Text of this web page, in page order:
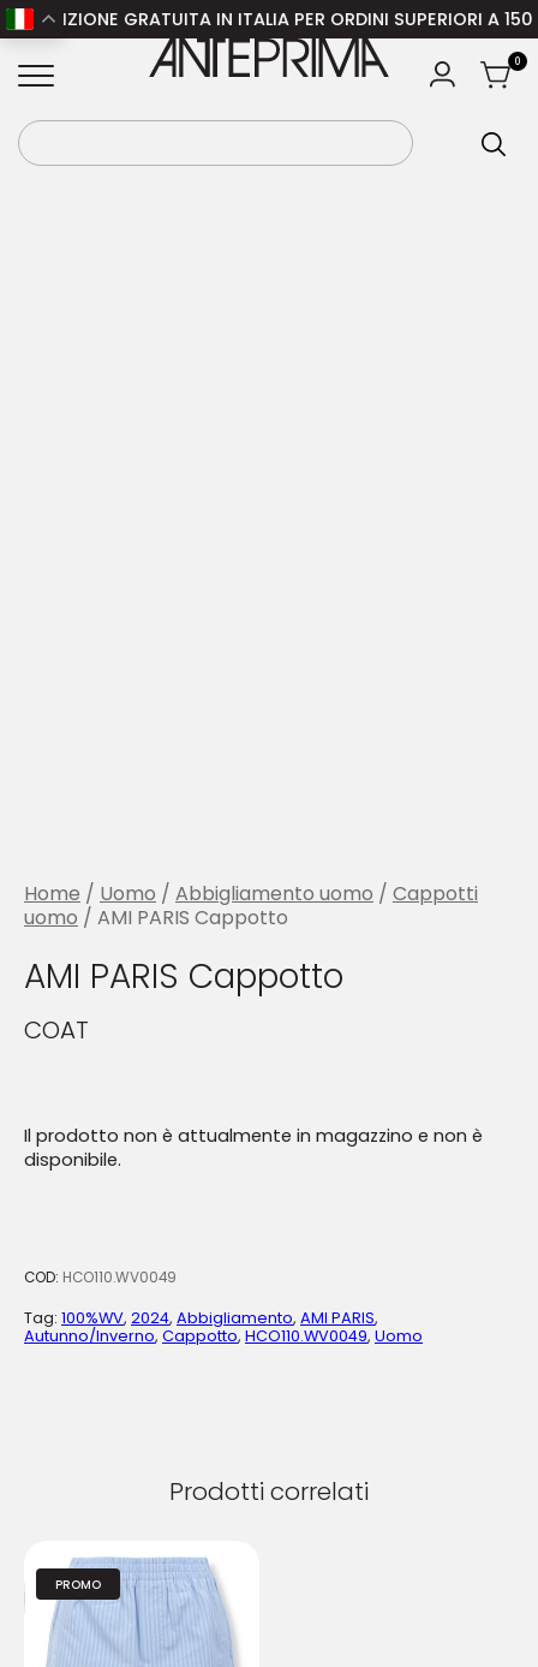
GRATUITA IN ITALIA PER ORDINI SUPERIORI A 150 €
0
Home /Uomo/Abbigliamento uomo/Cappotti
uomo / AMI PARIS Cappotto
Home / Uomo / Abbigliamento uomo / Cappotti
uomo / AMI PARIS Cappotto
AMI PARIS Cappotto
COAT
Il prodotto non è attualmente in magazzino e non è
disponibile.
COD: HCO110.WV0049
Tag: 100%WV, 2024, Abbigliamento, AMI PARIS,
Autunno/Inverno, Cappotto, HCO110.WV0049, Uomo
Prodotti correlati
PROMO